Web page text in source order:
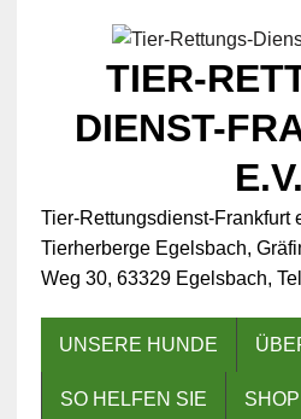
TIER-
DIENST-
E.V.
Tier-Rettungsdienst-Frankfurt
Tierherberge Egelsbach,
Weg 30, 63329 Egelsbach,
UNSERE HUNDE
SO HELFEN SIE SHOP